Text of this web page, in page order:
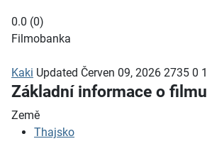
0.0 (0)
Filmobanka
Kaki Updated Červen 09, 2026 2735 0 1
Základní informace o filmu
Země
Thajsko